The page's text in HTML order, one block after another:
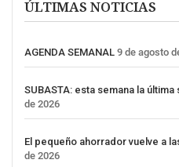
ÚLTIMAS NOTICIAS
AGENDA SEMANAL 9 de agosto
SUBASTA: esta semana la
de 2026
El pequeño ahorrador vuelve a
de 2026